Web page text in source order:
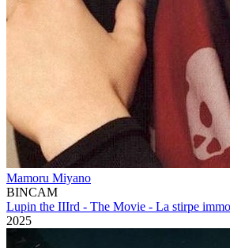
Mamoru Miyano
BINCAM
Lupin the IIIrd - The Movie - La stirpe
2025